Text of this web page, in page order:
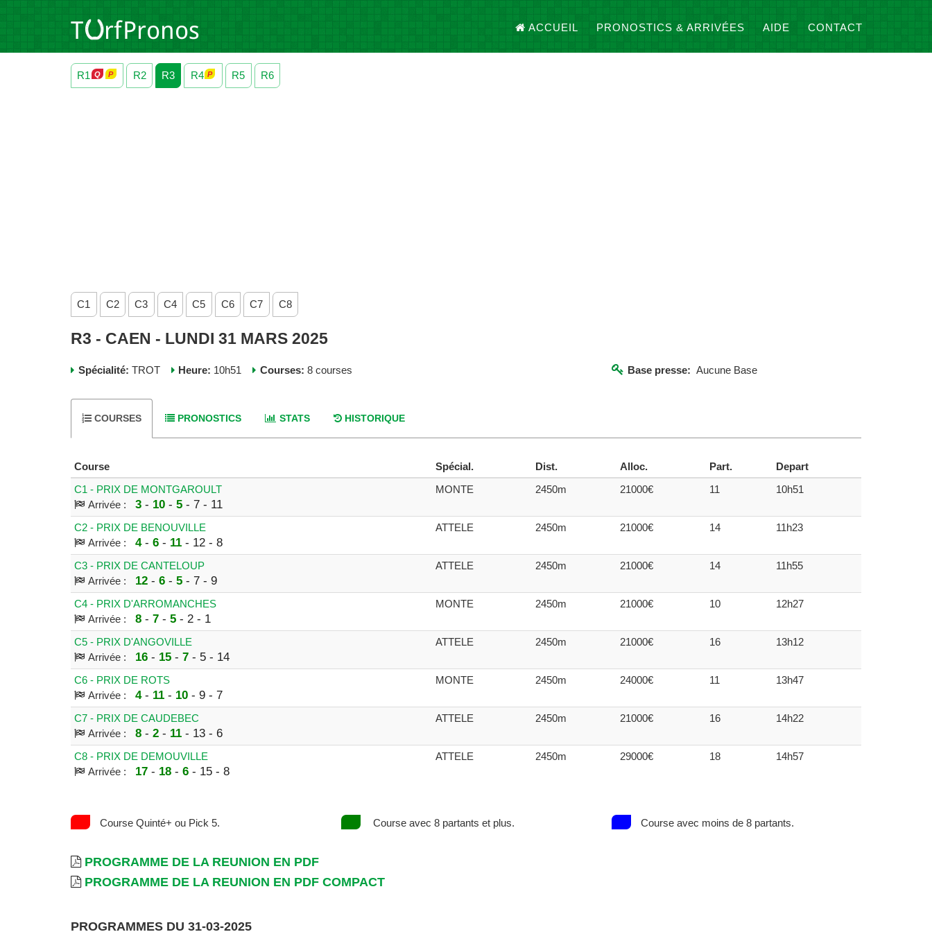
ACCUEIL PRONOSTICS & ARRIVÉES AIDE CONTACT
R1 R2 R3 R4 R5 R6
C1 C2 C3 C4 C5 C6 C7 C8
R3 - CAEN - LUNDI 31 MARS 2025
Spécialité: TROT Heure: 10h51 Courses: 8 courses Base presse: Aucune Base
COURSES PRONOSTICS STATS HISTORIQUE
Course Spécial. Dist. Alloc. Part.
Depart
C1 - PRIX DE MONTGAROULT
Arrivée :
3- 10- 5- 7 - 11
MONTE 2450m 21000€ 11 10h51
C2 - PRIX DE BENOUVILLE
Arrivée :
4- 6- 11- 12 - 8
ATTELE 2450m 21000€ 14 11h23
C3 - PRIX DE CANTELOUP
Arrivée :
12- 6- 5- 7 - 9
ATTELE 2450m 21000€ 14 11h55
C4 - PRIX D'ARROMANCHES
Arrivée :
8- 7- 5- 2 - 1
MONTE 2450m 21000€ 10 12h27
C5 - PRIX D'ANGOVILLE
Arrivée :
16- 15- 7- 5 - 14
ATTELE 2450m 21000€ 16 13h12
C6 - PRIX DE ROTS
Arrivée :
4- 11- 10- 9 - 7
MONTE 2450m 24000€ 11 13h47
C7 - PRIX DE CAUDEBEC
Arrivée :
8- 2- 11- 13 - 6
ATTELE 2450m 21000€ 16 14h22
C8 - PRIX DE DEMOUVILLE
Arrivée :
17- 18- 6- 15 - 8
ATTELE 2450m 29000€ 18 14h57
Course Quinté+ ou Pick 5. Course avec 8 partants et plus. Course avec moins de 8 partants.
PROGRAMME DE LA REUNION EN PDF
PROGRAMME DE LA REUNION EN PDF COMPACT
PROGRAMMES DU 31-03-2025